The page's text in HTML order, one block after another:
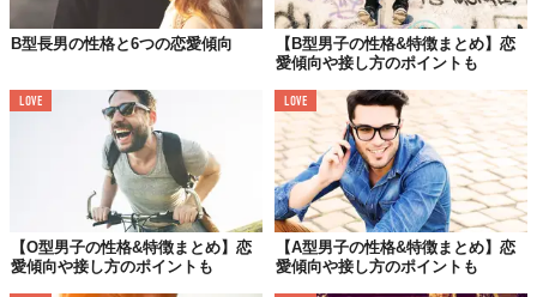
B型長男の性格と6つの恋愛傾向
【B型男子の性格&特徴まとめ】恋
愛傾向や接し方のポイントも
LOVE
【O型男子の性格&特徴まとめ】恋
愛傾向や接し方のポイントも
LOVE
【A型男子の性格&特徴まとめ】恋
愛傾向や接し方のポイントも